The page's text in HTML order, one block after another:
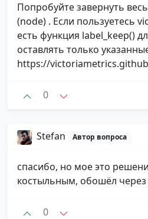
Попробуйте завернуть
(node) . Если пользуетесь
есть функция label_keep()
оставлять только
https://
0
Stefan Автор вопроса
спасибо, но мое это
костыльным, обошёл через
0